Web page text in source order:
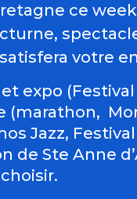
ce
votre
expo
Jazz,
de Ste Anne